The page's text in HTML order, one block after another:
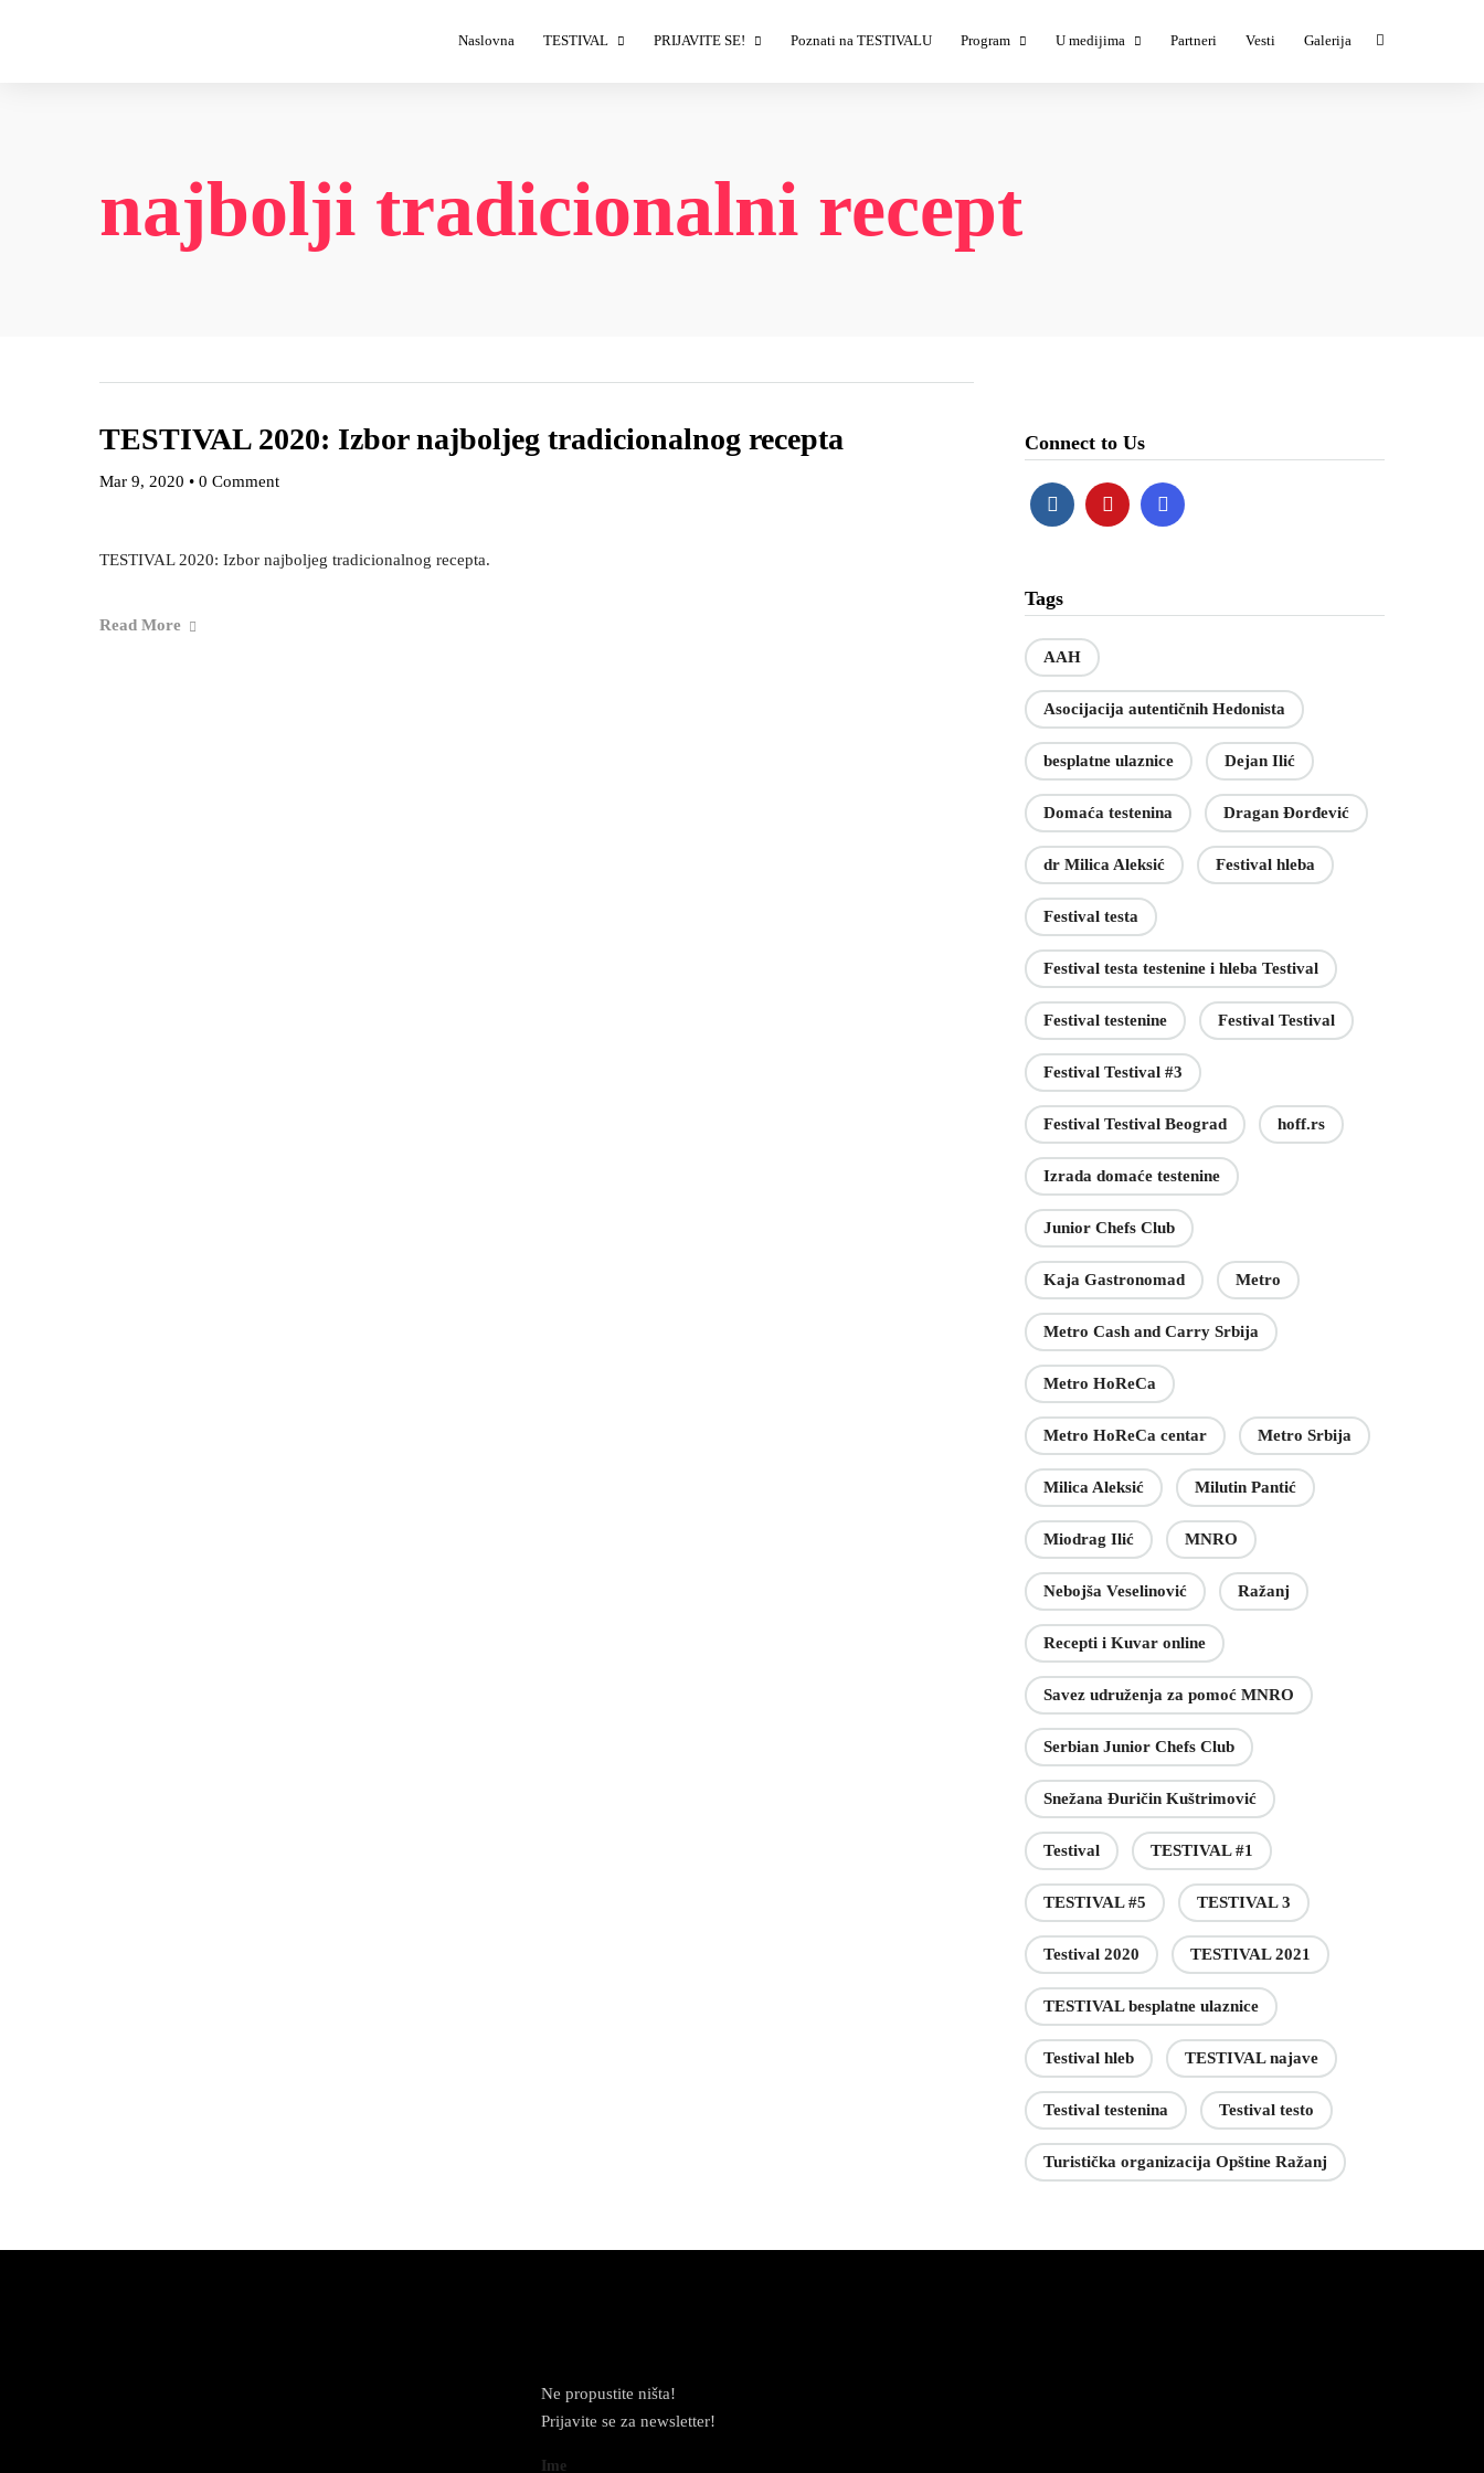
Naslovna TESTIVAL
Savet TESTIVALA
PRIJAVITE SE! Poznati na TESTIVALU Program
TESTIVAL #4
TESTIVAL #5
U medijima Partneri Vesti Galerija
najbolji tradicionalni recept
TESTIVAL 2020: Izbor najboljeg tradicionalnog recepta
Mar 9, 2020 • 0 Comment
TESTIVAL 2020: Izbor najboljeg tradicionalnog recepta.
Read More
Connect to Us
Tags
AAH
Asocijacija autentičnih Hedonista
besplatne ulaznice Dejan Ilić
Domaća testenina Dragan Đorđević
dr Milica Aleksić Festival hleba
Festival testa
Festival testa testenine i hleba Testival
Festival testenine Festival Testival
Festival Testival #3
Festival Testival Beograd hoff.rs
Izrada domaće testenine
Junior Chefs Club
Kaja Gastronomad Metro
Metro Cash and Carry Srbija
Metro HoReCa
Metro HoReCa centar Metro Srbija
Milica Aleksić Milutin Pantić
Miodrag Ilić MNRO
Nebojša Veselinović Ražanj
Recepti i Kuvar online
Savez udruženja za pomoć MNRO
Serbian Junior Chefs Club
Snežana Đuričin Kuštrimović
Testival TESTIVAL #1
TESTIVAL #5 TESTIVAL 3
Testival 2020 TESTIVAL 2021
TESTIVAL besplatne ulaznice
Testival hleb TESTIVAL najave
Testival testenina Testival testo
Turistička organizacija Opštine Ražanj
Ne propustite ništa!
Prijavite se za newsletter!
Ime